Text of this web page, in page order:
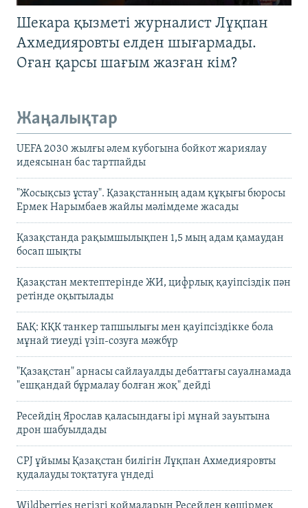
Шекара қызметі журналист Лұқпан
Ахмедияровты елден шығармады.
Оған қарсы шағым жазған кім?
Жаңалықтар
UEFA 2030 жылғы әлем кубогына бойкот жариялау
идеясынан бас тартпайды
"Жосықсыз ұстау". Қазақстанның адам құқығы бюросы
Ермек Нарымбаев жайлы мәлімдеме жасады
Қазақстанда рақымшылықпен 1,5 мың адам қамаудан
босап шықты
Қазақстан мектептерінде ЖИ, цифрлық қауіпсіздік пән
ретінде оқытылады
БАҚ: КҚК танкер тапшылығы мен қауіпсіздікке бола
мұнай тиеуді үзіп-созуға мәжбүр
"Қазақстан" арнасы сайлауалды дебаттағы сауалнамада
"ешқандай бұрмалау болған жоқ" дейді
Ресейдің Ярослав қаласындағы ірі мұнай зауытына
дрон шабуылдады
CPJ ұйымы Қазақстан билігін Лұқпан Ахмедияровты
қудалауды тоқтатуға үндеді